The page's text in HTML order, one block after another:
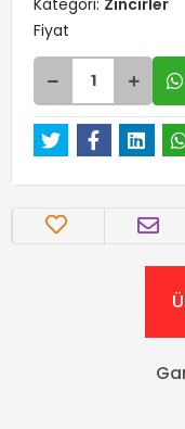
Kategori: Zincirler
Fiyat